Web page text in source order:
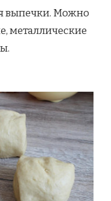
выпечки. Можно
металлические